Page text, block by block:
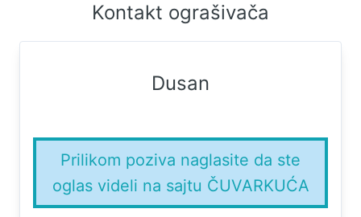
Kontakt ograšivača
Dusan
Prilikom poziva naglasite da ste
oglas videli na sajtu ČUVARKUĆA